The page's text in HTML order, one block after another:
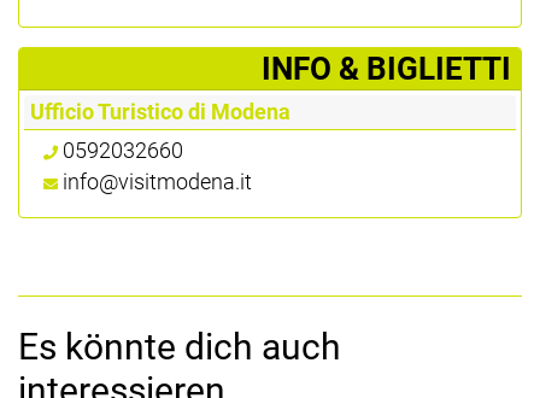
­INFO & BIGLIETTI
Ufficio Turistico di Modena
0592032660
info@visitmodena.it
Es könnte dich auch
interessieren...